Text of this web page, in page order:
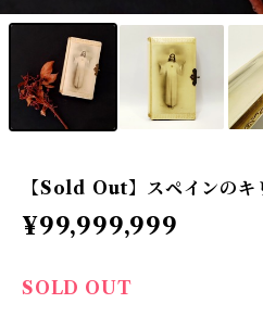
【Sold Out】スペインのキ
¥99,999,999
SOLD OUT